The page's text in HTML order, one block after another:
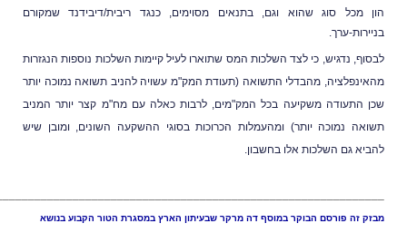
מכל סוג שהוא וגם, בתנאים מסוימים, כנגד ריבית/דיבידנד שמקורם
ערך.
נדגיש, כי לצד השלכות המס שתוארו לעיל קיימות השלכות נוספות הנגזרות
מהבדלי התשואה (תעודת המק"מ עשויה להניב תשואה נמוכה יותר
התעודה משקיעה בכל המק"מים, לרבות כאלה עם מח"מ קצר יותר המניב
נמוכה יותר) ומהעמלות הכרוכות בסוגי ההשקעה השונים, ומובן שיש
גם השלכות אלו בחשבון.
זה פורסם הבוקר במוסף דה מרקר שבעיתון הארץ במסגרת הטור הקבוע בנושא